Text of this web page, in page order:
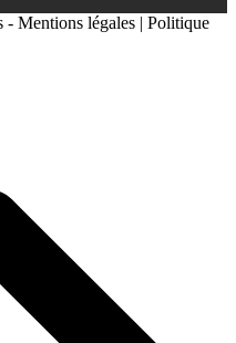
- Mentions légales | Politique